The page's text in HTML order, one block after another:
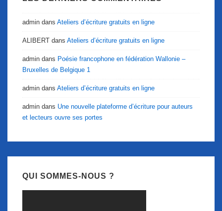
admin dans Ateliers d’écriture gratuits en ligne
ALIBERT dans Ateliers d’écriture gratuits en ligne
admin dans Poésie francophone en fédération Wallonie –
Bruxelles de Belgique 1
admin dans Ateliers d’écriture gratuits en ligne
admin dans Une nouvelle plateforme d’écriture pour auteurs
et lecteurs ouvre ses portes
QUI SOMMES-NOUS ?